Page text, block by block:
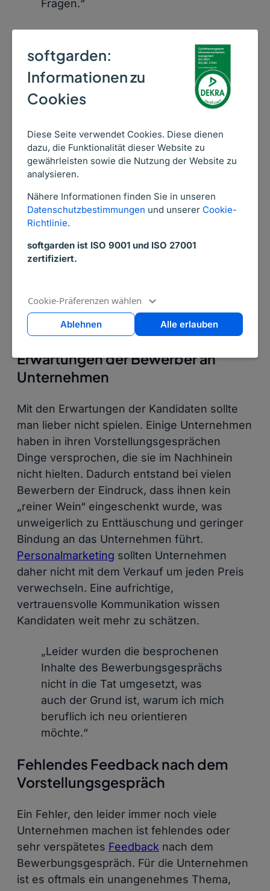
softgarden:
Informationen zu
Cookies
Diese Seite verwendet Cookies. Diese dienen
dazu, die Funktionalität dieser Website zu
gewährleisten sowie die Nutzung der Website zu
analysieren.
Nähere Informationen finden Sie in unseren
Datenschutzbestimmungen und unserer Cookie-
Richtlinie.
softgarden ist ISO 9001 und ISO 27001
zertifiziert.
Cookie-Präferenzen wählen
Ablehnen Alle erlauben
Fragen.“
Informationen, die im
Vorstellungsgespräch fehlen
Ein weiterer Kritikpunkt waren die oftmals
fehlenden Informationen zur Stelle. Häufig
wie Arbeitsinhalte oder Gehalt, gar nicht
besprochen. Dabei sind genaue Angaben zu
den Aufgaben und was den Bewerber im
Arbeitsalltag erwartet, wichtige
Entscheidungskriterien. Denn wer möchte
schon gern nach ein paar Wochen die
Bewerbers auf dem Tisch liegen haben, weil
er sich das alles ganz anders vorgestellt hat.
„Der Informationswert bezüglich
der Tätigkeit war nicht
ausreichend.“
Erwartungen der Bewerber an
Unternehmen
Mit den Erwartungen der Kandidaten sollte
man lieber nicht spielen. Einige Unternehmen
haben in ihren Vorstellungsgesprächen
Dinge versprochen, die sie im Nachhinein
nicht hielten. Dadurch entstand bei vielen
Bewerbern der Eindruck, dass ihnen kein
„reiner Wein“ eingeschenkt wurde, was
unweigerlich zu Enttäuschung und geringer
Bindung an das Unternehmen führt.
Personalmarketing sollten Unternehmen
daher nicht mit dem Verkauf um jeden Preis
verwechseln. Eine aufrichtige,
vertrauensvolle Kommunikation wissen
Kandidaten weit mehr zu schätzen.
„Leider wurden die besprochenen
Inhalte des Bewerbungsgesprächs
nicht in die Tat umgesetzt, was
auch der Grund ist, warum ich mich
beruflich ich neu orientieren
möchte.“
Fehlendes Feedback nach dem
Vorstellungsgespräch
Ein Fehler, den leider immer noch viele
Unternehmen machen ist fehlendes oder
sehr verspätetes Feedback nach dem
Bewerbungsgespräch. Für die Unternehmen
ist es oftmals ein unangenehmes Thema,